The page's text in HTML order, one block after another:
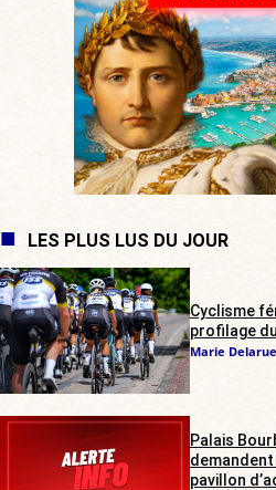
LES PLUS LUS DU JOUR
Cyclisme
profilage
Marie Delarue
Palais
pavillon